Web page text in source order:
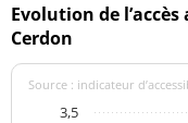
Evolution de
Cerdon
Source : indicateur
3,5